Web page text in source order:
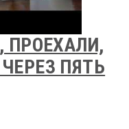
ПРОЕХАЛИ,
ПЯТЬ